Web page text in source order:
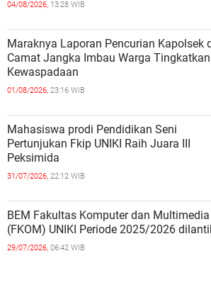
04/08/2026, 13:28 WIB
Maraknya Laporan Pencurian Kapolsek
Camat Jangka Imbau Warga Tingkatkan
Kewaspadaan
01/08/2026, 23:16 WIB
Mahasiswa prodi Pendidikan Seni
Pertunjukan Fkip UNIKI Raih Juara III
Peksimida
31/07/2026, 22:12 WIB
BEM Fakultas Komputer dan Multimedia
(FKOM) UNIKI Periode 2025/2026
29/07/2026, 06:42 WIB